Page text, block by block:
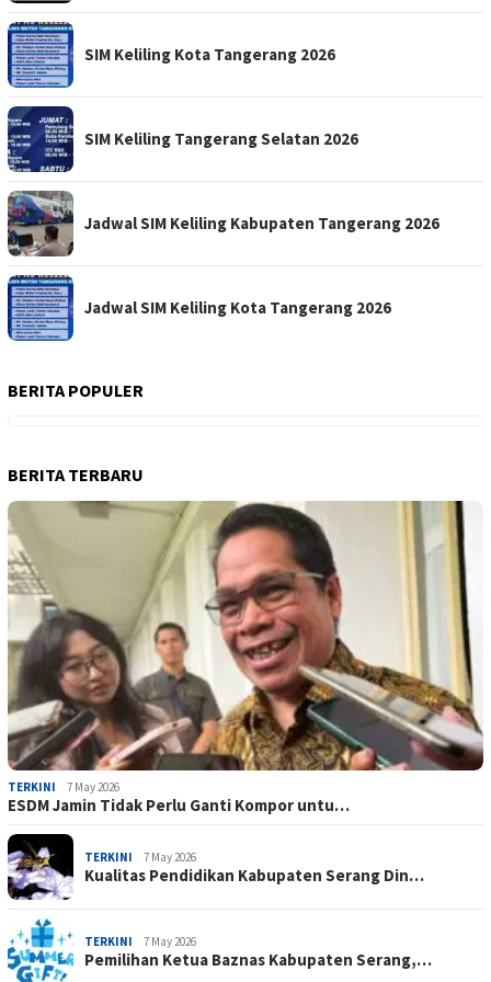
SIM Keliling Kota Tangerang 2026
SIM Keliling Tangerang Selatan 2026
Jadwal SIM Keliling Kabupaten Tangerang 2026
Jadwal SIM Keliling Kota Tangerang 2026
BERITA POPULER
BERITA TERBARU
TERKINI 7 May 2026
ESDM Jamin Tidak Perlu Ganti Kompor untu…
TERKINI 7 May 2026
Kualitas Pendidikan Kabupaten Serang Din…
TERKINI 7 May 2026
Pemilihan Ketua Baznas Kabupaten Serang,…